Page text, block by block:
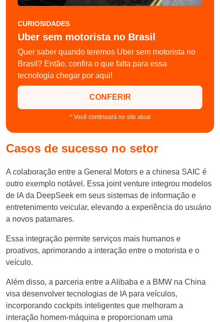
CURIOSIDADES
Uber sem motorista no Brasil
Quer saber quando teremos Uber sem motorista no
Brasil? Então, confira o que falta para essa
tecnologia chegar por aqui!
CONFERIR
* Você continuará no site atual
Casos de sucesso no setor
A colaboração entre a General Motors e a chinesa SAIC é
outro exemplo notável. Essa joint venture integrou modelos
de IA da DeepSeek em seus sistemas de informação e
entretenimento veicular, elevando a experiência do usuário
a novos patamares.
Essa integração permite serviços mais humanos e
proativos, aprimorando a interação entre o motorista e o
veículo.
Além disso, a parceria entre a Alibaba e a BMW na China
visa desenvolver tecnologias de IA para veículos,
incorporando cockpits inteligentes que melhoram a
interação homem-máquina e proporcionam uma